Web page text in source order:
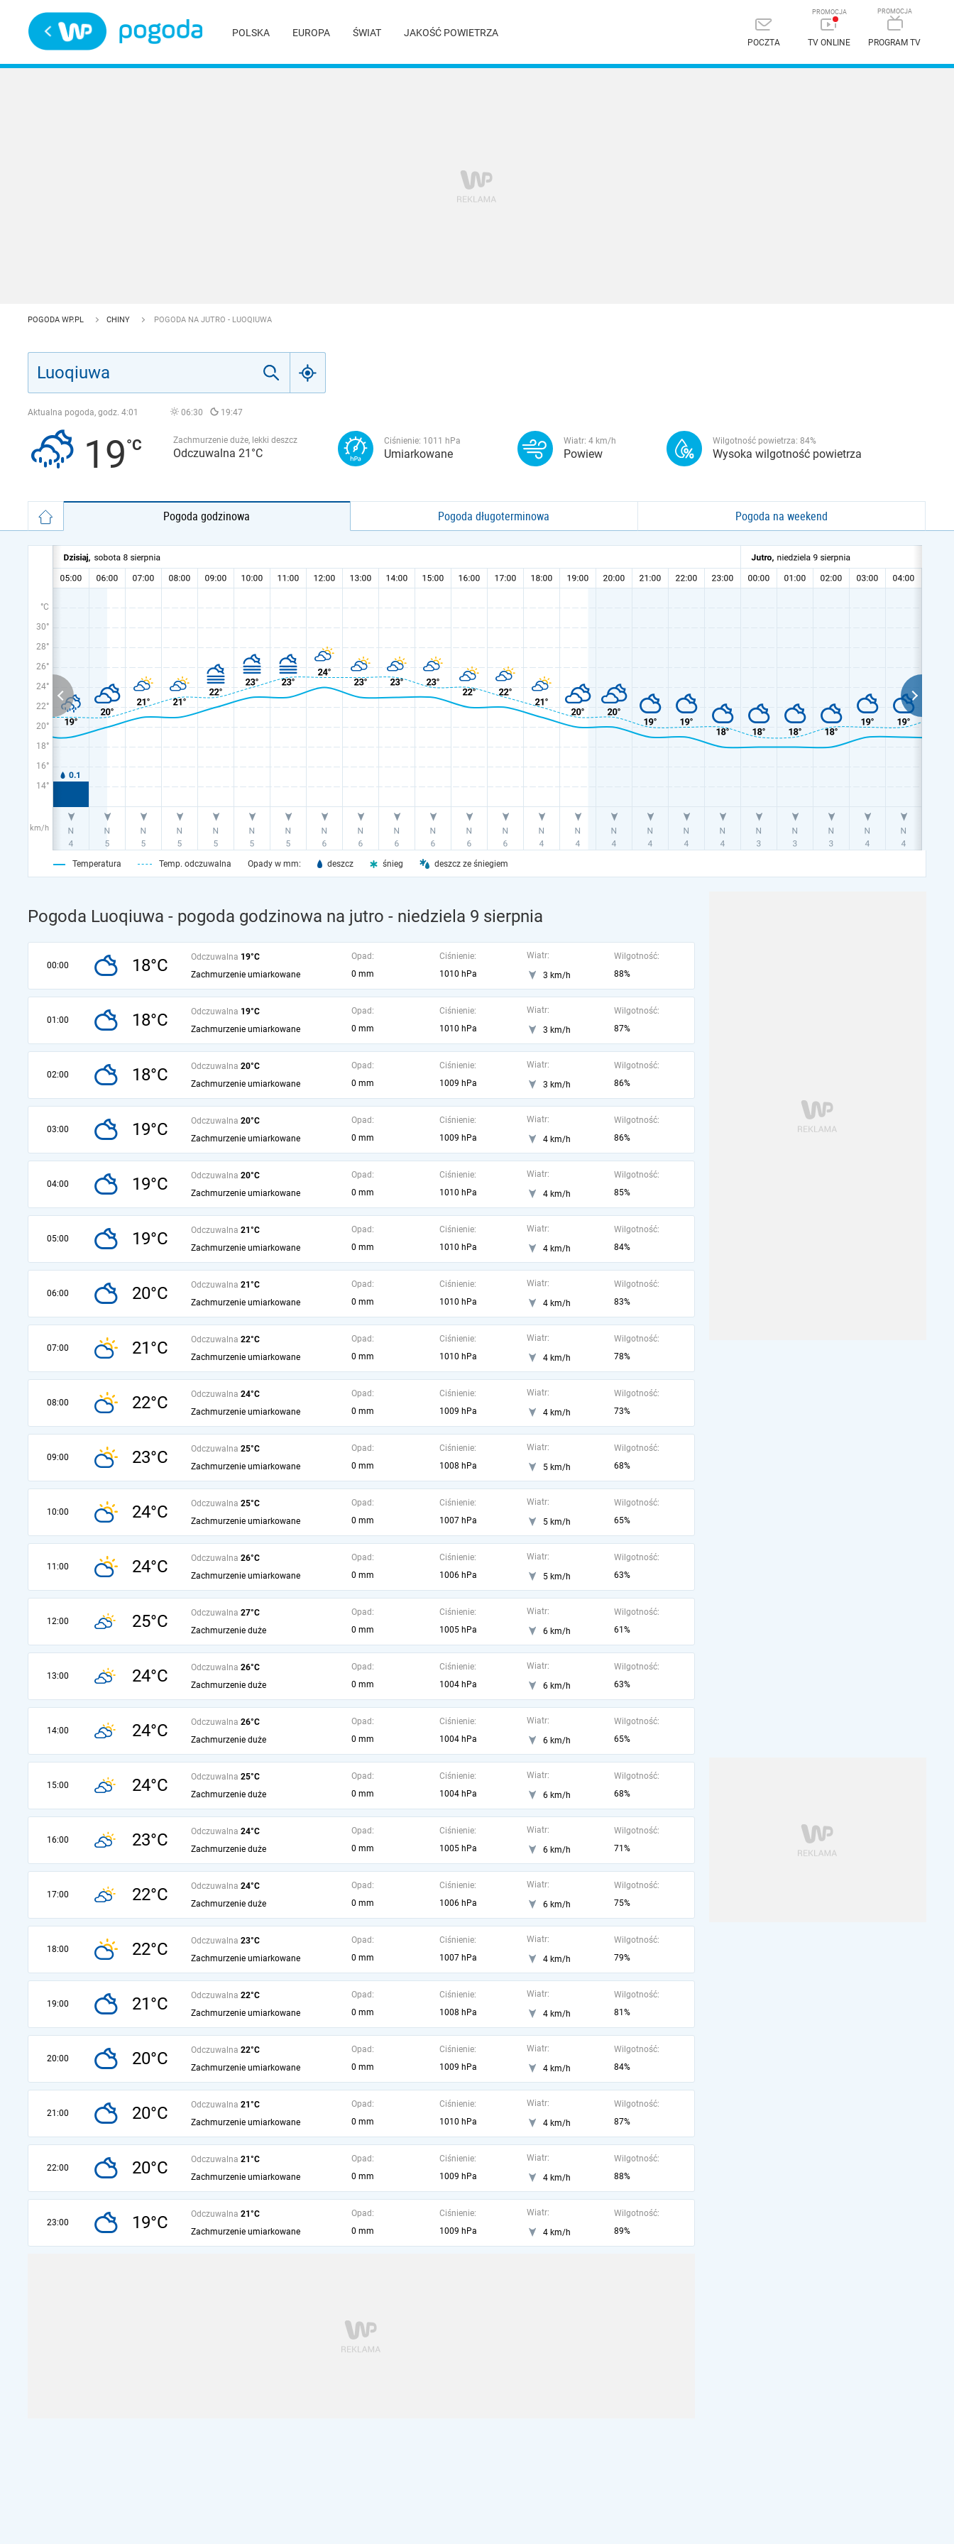
POLSKA EUROPA ŚWIAT JAKOŚĆ POWIETRZA
POCZTA TV ONLINE PROGRAM TV
POGODA WP.PL CHINY POGODA NA JUTRO - LUOQIUWA
Aktualna pogoda, godz. 4:01 06:30 19:47
19 Zachmurzenie duże, lekki deszcz
Odczuwalna 21°C
Ciśnienie: 1011 hPa
Umiarkowane
Wiatr: 4 km/h
Powiew
Wilgotność powietrza: 84%
Wysoka wilgotność powietrza
Pogoda godzinowa Pogoda długoterminowa Pogoda na weekend
°C
30°
28°
26°
24°
22°
20°
18°
16°
14°
km/h
Temperatura Temp. odczuwalna Opady w mm: deszcz śnieg deszcz ze śniegiem
Pogoda Luoqiuwa - pogoda godzinowa na jutro - niedziela 9 sierpnia
00:00 18°C Odczuwalna 19°C
Zachmurzenie umiarkowane
Opad:
0 mm
Ciśnienie:
1010 hPa
Wiatr:
3 km/h
Wilgotność:
88%
01:00 18°C Odczuwalna 19°C
Zachmurzenie umiarkowane
Opad:
0 mm
Ciśnienie:
1010 hPa
Wiatr:
3 km/h
Wilgotność:
87%
02:00 18°C Odczuwalna 20°C
Zachmurzenie umiarkowane
Opad:
0 mm
Ciśnienie:
1009 hPa
Wiatr:
3 km/h
Wilgotność:
86%
03:00 19°C Odczuwalna 20°C
Zachmurzenie umiarkowane
Opad:
0 mm
Ciśnienie:
1009 hPa
Wiatr:
4 km/h
Wilgotność:
86%
04:00 19°C Odczuwalna 20°C
Zachmurzenie umiarkowane
Opad:
0 mm
Ciśnienie:
1010 hPa
Wiatr:
4 km/h
Wilgotność:
85%
05:00 19°C Odczuwalna 21°C
Zachmurzenie umiarkowane
Opad:
0 mm
Ciśnienie:
1010 hPa
Wiatr:
4 km/h
Wilgotność:
84%
06:00 20°C Odczuwalna 21°C
Zachmurzenie umiarkowane
Opad:
0 mm
Ciśnienie:
1010 hPa
Wiatr:
4 km/h
Wilgotność:
83%
07:00 21°C Odczuwalna 22°C
Zachmurzenie umiarkowane
Opad:
0 mm
Ciśnienie:
1010 hPa
Wiatr:
4 km/h
Wilgotność:
78%
08:00 22°C Odczuwalna 24°C
Zachmurzenie umiarkowane
Opad:
0 mm
Ciśnienie:
1009 hPa
Wiatr:
4 km/h
Wilgotność:
73%
09:00 23°C Odczuwalna 25°C
Zachmurzenie umiarkowane
Opad:
0 mm
Ciśnienie:
1008 hPa
Wiatr:
5 km/h
Wilgotność:
68%
10:00 24°C Odczuwalna 25°C
Zachmurzenie umiarkowane
Opad:
0 mm
Ciśnienie:
1007 hPa
Wiatr:
5 km/h
Wilgotność:
65%
11:00 24°C Odczuwalna 26°C
Zachmurzenie umiarkowane
Opad:
0 mm
Ciśnienie:
1006 hPa
Wiatr:
5 km/h
Wilgotność:
63%
12:00 25°C Odczuwalna 27°C
Zachmurzenie duże
Opad:
0 mm
Ciśnienie:
1005 hPa
Wiatr:
6 km/h
Wilgotność:
61%
13:00 24°C Odczuwalna 26°C
Zachmurzenie duże
Opad:
0 mm
Ciśnienie:
1004 hPa
Wiatr:
6 km/h
Wilgotność:
63%
14:00 24°C Odczuwalna 26°C
Zachmurzenie duże
Opad:
0 mm
Ciśnienie:
1004 hPa
Wiatr:
6 km/h
Wilgotność:
65%
15:00 24°C Odczuwalna 25°C
Zachmurzenie duże
Opad:
0 mm
Ciśnienie:
1004 hPa
Wiatr:
6 km/h
Wilgotność:
68%
16:00 23°C Odczuwalna 24°C
Zachmurzenie duże
Opad:
0 mm
Ciśnienie:
1005 hPa
Wiatr:
6 km/h
Wilgotność:
71%
17:00 22°C Odczuwalna 24°C
Zachmurzenie duże
Opad:
0 mm
Ciśnienie:
1006 hPa
Wiatr:
6 km/h
Wilgotność:
75%
18:00 22°C Odczuwalna 23°C
Zachmurzenie umiarkowane
Opad:
0 mm
Ciśnienie:
1007 hPa
Wiatr:
4 km/h
Wilgotność:
79%
19:00 21°C Odczuwalna 22°C
Zachmurzenie umiarkowane
Opad:
0 mm
Ciśnienie:
1008 hPa
Wiatr:
4 km/h
Wilgotność:
81%
20:00 20°C Odczuwalna 22°C
Zachmurzenie umiarkowane
Opad:
0 mm
Ciśnienie:
1009 hPa
Wiatr:
4 km/h
Wilgotność:
84%
21:00 20°C Odczuwalna 21°C
Zachmurzenie umiarkowane
Opad:
0 mm
Ciśnienie:
1010 hPa
Wiatr:
4 km/h
Wilgotność:
87%
22:00 20°C Odczuwalna 21°C
Zachmurzenie umiarkowane
Opad:
0 mm
Ciśnienie:
1009 hPa
Wiatr:
4 km/h
Wilgotność:
88%
23:00 19°C Odczuwalna 21°C
Zachmurzenie umiarkowane
Opad:
0 mm
Ciśnienie:
1009 hPa
Wiatr:
4 km/h
Wilgotność:
89%